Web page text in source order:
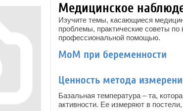
Медицинское
Изучите темы, касающиеся
проблемы, практические советы по
профессиональной помощью.
МоМ при беременности
Ценность метода
Базальная температура – та,
активности. Ее измеряют в